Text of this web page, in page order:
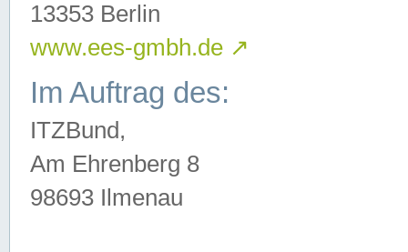
13353 Berlin
www.ees-gmbh.de ↗
Im Auftrag des:
ITZBund,
Am Ehrenberg 8
98693 Ilmenau